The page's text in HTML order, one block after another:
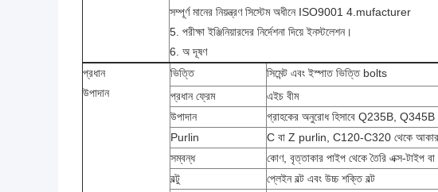
সম্পূর্ণ মানের নিয়ন্ত্রণ সিস্টেম অধীনে ISO9001 4.mufacturer
5. পরীক্ষা ইঞ্জিনিয়ারদের নির্দেশনা দিয়ে ইনস্টলেশন।
6. অ দূষণ
প্রধান
উপাদান
ভিত্তি
সিমেন্ট এবং ইস্পাত ভিত্তি bolts
প্রধান ফ্রেম
এইচ বীম
উপাদান
গ্রাহকের অনুরোধ হিসাবে Q235B, Q345B
Purlin
C বা Z purlin, C120-C320 থেকে
সম্বন্ধ
কোণ, বৃত্তাকার পাইপ থেকে তৈরি এক্স-টাইপ
বল্টু
প্লেইন বল্ট এবং উচ্চ শক্তি বল্ট